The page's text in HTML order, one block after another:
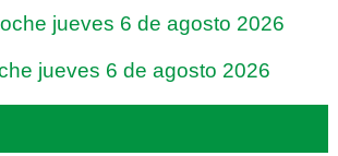
jueves 6 de agosto 2026
jueves 6 de agosto 2026